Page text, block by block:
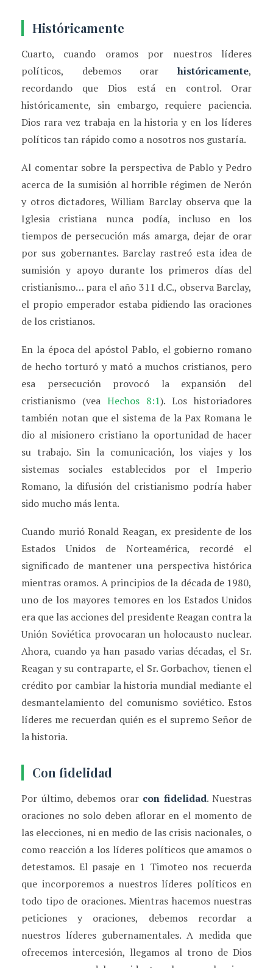
Históricamente
Cuarto, cuando oramos por nuestros líderes
políticos, debemos orar históricamente,
recordando que Dios está en control. Orar
históricamente, sin embargo, requiere paciencia.
Dios rara vez trabaja en la historia y en los líderes
políticos tan rápido como a nosotros nos gustaría.
Al comentar sobre la perspectiva de Pablo y Pedro
acerca de la sumisión al horrible régimen de Nerón
y otros dictadores, William Barclay observa que la
Iglesia cristiana nunca podía, incluso en los
tiempos de persecución más amarga, dejar de orar
por sus gobernantes. Barclay rastreó esta idea de
sumisión y apoyo durante los primeros días del
cristianismo… para el año 311 d.C., observa Barclay,
el propio emperador estaba pidiendo las oraciones
de los cristianos.
En la época del apóstol Pablo, el gobierno romano
de hecho torturó y mató a muchos cristianos, pero
esa persecución provocó la expansión del
cristianismo (vea Hechos 8:1). Los historiadores
también notan que el sistema de la Pax Romana le
dio al misionero cristiano la oportunidad de hacer
su trabajo. Sin la comunicación, los viajes y los
sistemas sociales establecidos por el Imperio
Romano, la difusión del cristianismo podría haber
sido mucho más lenta.
Cuando murió Ronald Reagan, ex presidente de los
Estados Unidos de Norteamérica, recordé el
significado de mantener una perspectiva histórica
mientras oramos. A principios de la década de 1980,
uno de los mayores temores en los Estados Unidos
era que las acciones del presidente Reagan contra la
Unión Soviética provocaran un holocausto nuclear.
Ahora, cuando ya han pasado varias décadas, el Sr.
Reagan y su contraparte, el Sr. Gorbachov, tienen el
crédito por cambiar la historia mundial mediante el
desmantelamiento del comunismo soviético. Estos
líderes me recuerdan quién es el supremo Señor de
la historia.
Con fidelidad
Por último, debemos orar con fidelidad. Nuestras
oraciones no solo deben aflorar en el momento de
las elecciones, ni en medio de las crisis nacionales, o
como reacción a los líderes políticos que amamos o
detestamos. El pasaje en 1 Timoteo nos recuerda
que incorporemos a nuestros líderes políticos en
todo tipo de oraciones. Mientras hacemos nuestras
peticiones y oraciones, debemos recordar a
nuestros líderes gubernamentales. A medida que
ofrecemos intercesión, llegamos al trono de Dios